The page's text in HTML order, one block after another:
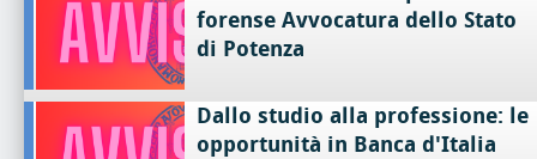
forense Avvocatura dello Stato
di Potenza
Dallo studio alla professione: le
opportunità in Banca d'Italia